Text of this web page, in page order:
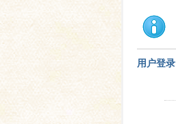
用户登录